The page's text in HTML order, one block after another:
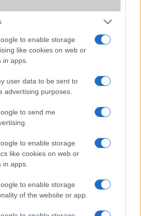
to enable storage
like cookies on web or
apps.
user data to be sent to
advertising purposes.
to send me
to enable storage
like cookies on web or
apps.
to enable storage
of the website or app.
a felhasználók vártak
új, elképesztően vékony
szivárgás szerint brutális
18 Pro Max